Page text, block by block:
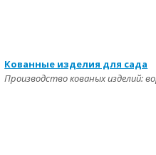
Кованные изделия для сада
Производство кованых изделий: